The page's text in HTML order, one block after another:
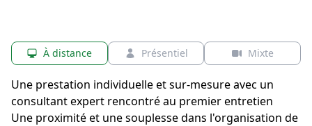
À distance Présentiel Mixte
Une prestation individuelle et sur-mesure avec un
consultant expert rencontré au premier entretien
Une proximité et une souplesse dans l'organisation de